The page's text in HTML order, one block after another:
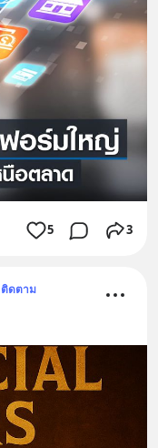
5 3
ติดตาม